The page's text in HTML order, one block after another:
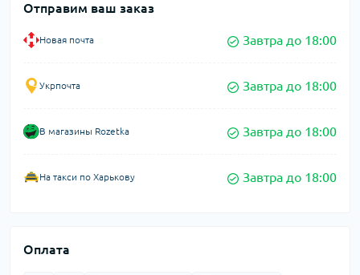
Отправим ваш заказ
Новая почта Завтра до 18:00
Укрпочта Завтра до 18:00
В магазины Rozetka Завтра до 18:00
На такси по Харькову Завтра до 18:00
Оплата